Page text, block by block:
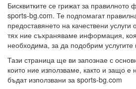
Бисквитките се грижат за правилното
sports-bg.com. Те подпомагат
предоставянето на качествени
тях ние съхраняваме информация,
необходима, за да подобрим услугите
Тази страница ще ви запознае с
които ние използваме, както и защо е
бъдат използвани за sports-bg.com